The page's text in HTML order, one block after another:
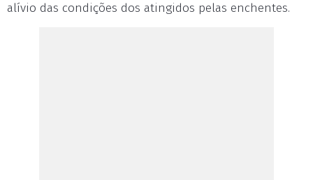
alívio das condições dos atingidos pelas enchentes.